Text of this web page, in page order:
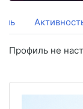
Профиль не